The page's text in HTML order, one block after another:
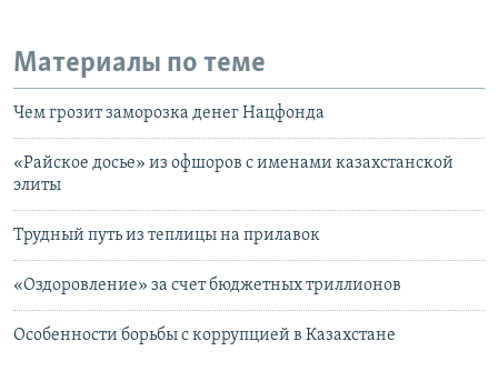
Материалы по теме
Чем грозит заморозка денег Нацфонда
«Райское досье» из офшоров с именами казахстанской
элиты
Трудный путь из теплицы на прилавок
«Оздоровление» за счет бюджетных триллионов
Особенности борьбы с коррупцией в Казахстане